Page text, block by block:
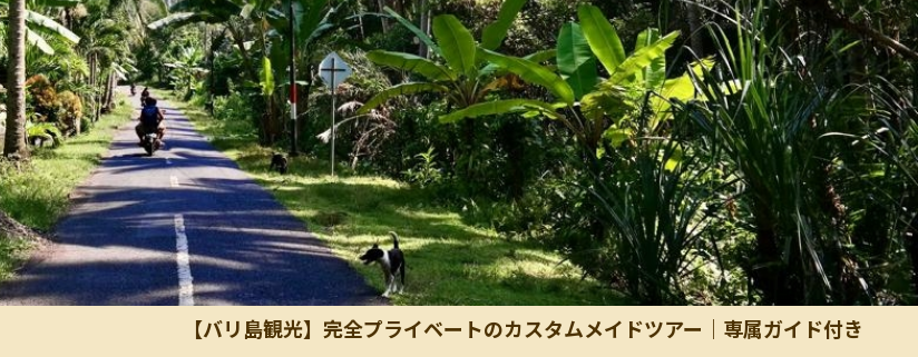
【バリ島観光】完全プライベートのカスタムメイドツアー｜専属ガイド付き